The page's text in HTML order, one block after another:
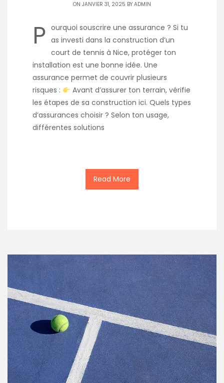
ON JANVIER 31, 2025 BY ADMIN
P ourquoi souscrire une assurance ? Si tu
as investi dans la construction d’un
court de tennis à Nice, protéger ton
installation est une bonne idée. Une
assurance permet de couvrir plusieurs
risques :
Avant d’assurer ton terrain, vérifie
les étapes de sa construction ici. Quels types
d’assurances choisir ? Selon ton usage,
différentes solutions
Read More